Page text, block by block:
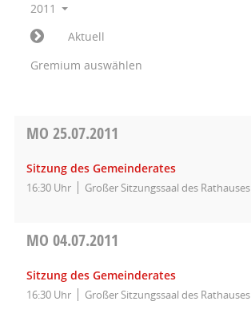
2011
Aktuell
Gremium auswählen
MO 25.07.2011
Sitzung des Gemeinderates
16:30 Uhr Großer Sitzungssaal des Rathauses
MO 04.07.2011
Sitzung des Gemeinderates
16:30 Uhr Großer Sitzungssaal des Rathauses